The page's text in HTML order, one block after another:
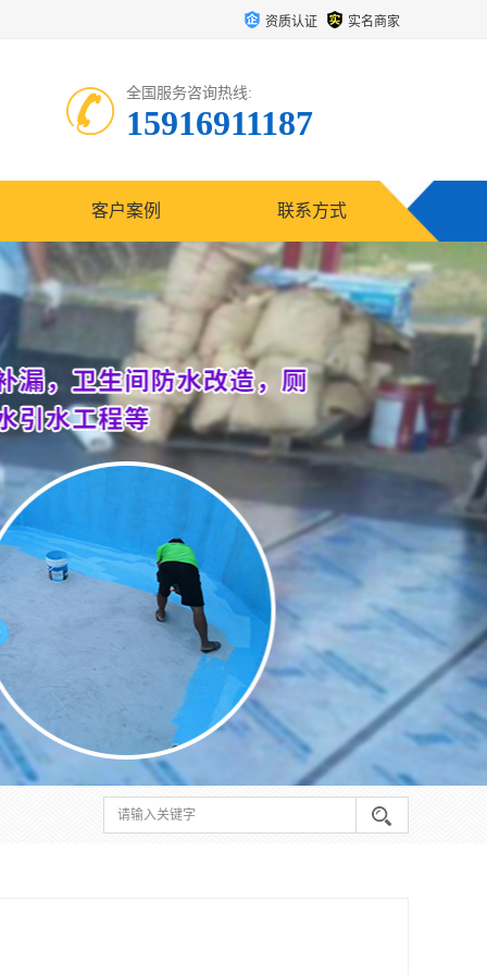
资质认证 实名商家
全国服务咨询热线:
15916911187
客户案例 联系方式